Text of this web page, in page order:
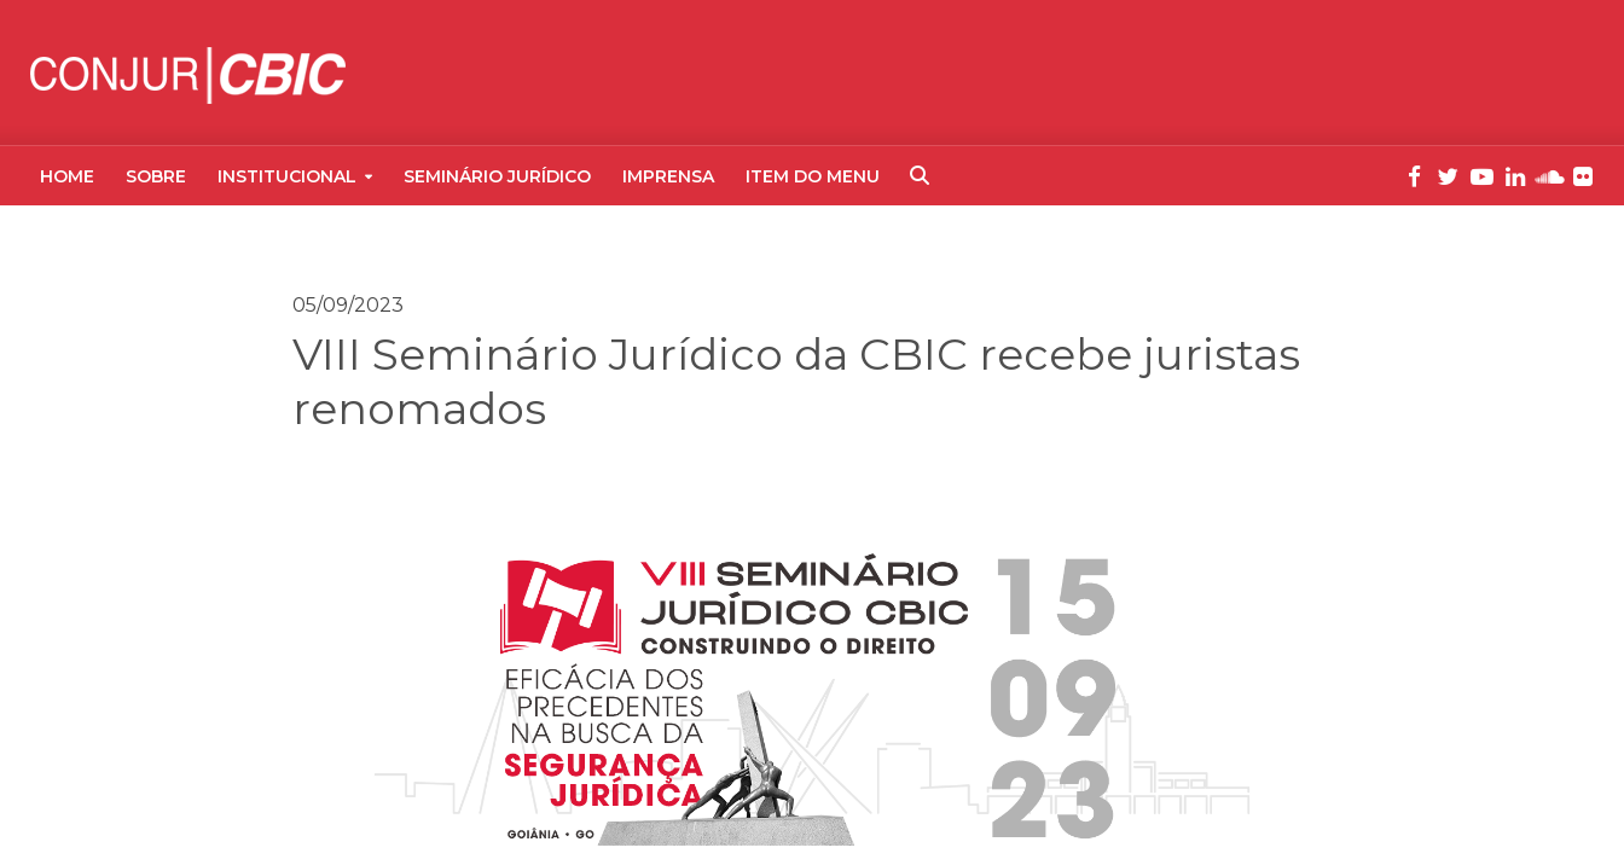
HOME SOBRE INSTITUCIONAL SEMINÁRIO JURÍDICO IMPRENSA ITEM DO MENU
05/09/2023
VIII Seminário Jurídico da CBIC recebe juristas
renomados